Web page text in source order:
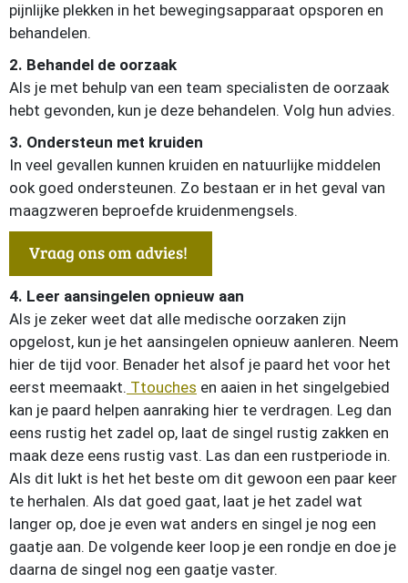
pijnlijke plekken in het bewegingsapparaat opsporen en
behandelen.
2. Behandel de oorzaak
Als je met behulp van een team specialisten de oorzaak
hebt gevonden, kun je deze behandelen. Volg hun advies.
3. Ondersteun met kruiden
In veel gevallen kunnen kruiden en natuurlijke middelen
ook goed ondersteunen. Zo bestaan er in het geval van
maagzweren beproefde kruidenmengsels.
Vraag ons om advies!
4. Leer aansingelen opnieuw aan
Als je zeker weet dat alle medische oorzaken zijn
opgelost, kun je het aansingelen opnieuw aanleren. Neem
hier de tijd voor. Benader het alsof je paard het voor het
eerst meemaakt. Ttouches en aaien in het singelgebied
kan je paard helpen aanraking hier te verdragen. Leg dan
eens rustig het zadel op, laat de singel rustig zakken en
maak deze eens rustig vast. Las dan een rustperiode in.
Als dit lukt is het het beste om dit gewoon een paar keer
te herhalen. Als dat goed gaat, laat je het zadel wat
langer op, doe je even wat anders en singel je nog een
gaatje aan. De volgende keer loop je een rondje en doe je
daarna de singel nog een gaatje vaster.